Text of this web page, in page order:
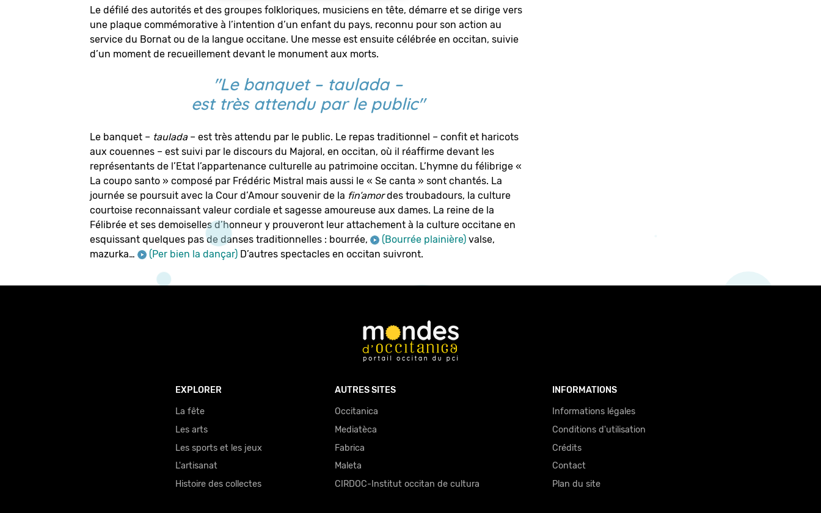
Le défilé des autorités et des groupes folkloriques, musiciens en tête, démarre et se dirige vers
une plaque commémorative à l’intention d’un enfant du pays, reconnu pour son action au
service du Bornat ou de la langue occitane. Une messe est ensuite célébrée en occitan, suivie
d’un moment de recueillement devant le monument aux morts.
"Le banquet – taulada–
est très attendu par le public"
Le banquet – taulada– est très attendu par le public. Le repas traditionnel – confit et haricots
aux couennes – est suivi par le discours du Majoral, en occitan, où il réaffirme devant les
représentants de l’Etat l’appartenance culturelle au patrimoine occitan. L’hymne du félibrige «
La coupo santo » composé par Frédéric Mistral mais aussi le « Se canta » sont chantés. La
journée se poursuit avec la Cour d’Amour souvenir de la fin’amordes troubadours, la culture
courtoise reconnaissant valeur cordiale et sagesse amoureuse aux dames. La reine de la
Félibrée et ses demoiselles d’honneur y prouveront leur attachement à la culture occitane en
esquissant quelques pas de danses traditionnelles : bourrée,
(Bourrée plainière)valse,
mazurka…
(Per bien la dançar)D’autres spectacles en occitan suivront.
EXPLORER
La fête
Les arts
Les sports et les jeux
L'artisanat
Histoire des collectes
AUTRES SITES
Occitanica
Mediatèca
Fabrica
Maleta
CIRDOC-Institut occitan de cultura
INFORMATIONS
Informations légales
Conditions d'utilisation
Crédits
Contact
Plan du site